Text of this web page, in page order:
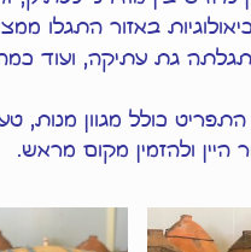
באזור התגלו
גת עתיקה, ועוד
כולל מגוון מנות,
ולהזמין מקום מראש.